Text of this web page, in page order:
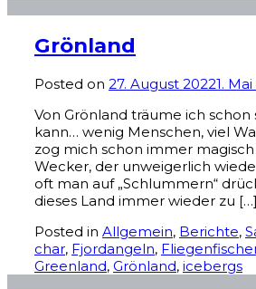
Grönland
Posted on 27. August 20221.
Von Grönland träume ich schon
kann… wenig Menschen, viel
zog mich schon immer
Wecker, der unweigerlich
oft man auf „Schlummern“
dieses Land immer wieder zu […]
Posted in Allgemein, Berichte,
char, Fjordangeln,
Greenland, Grönland, icebergs